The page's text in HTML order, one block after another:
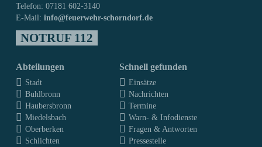
Telefon: 07181 602-3140
E-Mail:info@feuerwehr-schorndorf.de
NOTRUF 112
Abteilungen
Stadt
Buhlbronn
Haubersbronn
Miedelsbach
Oberberken
Schlichten
Schnell gefunden
Einsätze
Nachrichten
Termine
Warn- & Infodienste
Fragen & Antworten
Pressestelle